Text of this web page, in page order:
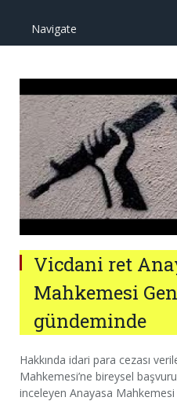
Navigate
Vicdani ret
Mahkemesi
gündeminde
Hakkında idari para cezası
Mahkemesi’ne bireysel
inceleyen Anayasa